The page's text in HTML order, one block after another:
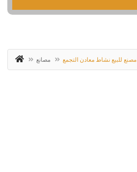
مصانع مصنع للبيع نشاط معادن التجمع